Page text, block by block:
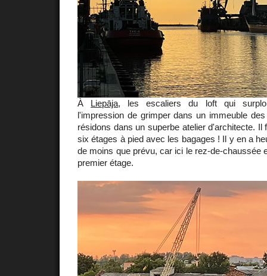
À Liepāja, les escaliers du loft qui
l'impression de grimper dans un immeuble
résidons dans un superbe atelier d'architecte. Il
six étages à pied avec les bagages ! Il y en a
de moins que prévu, car ici le rez-de-chaussée
premier étage.